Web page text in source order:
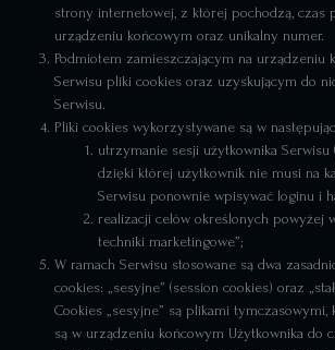
strony internetowej, z której pochodzą, czas
urządzeniu końcowym oraz unikalny numer.
Podmiotem zamieszczającym na urządzeniu
Serwisu pliki cookies oraz uzyskującym do
Serwisu.
Pliki cookies wykorzystywane są w
utrzymanie sesji użytkownika Serwisu
dzięki której użytkownik nie musi na
Serwisu ponownie wpisywać loginu i
realizacji celów określonych powyżej
techniki marketingowe”;
W ramach Serwisu stosowane są dwa
cookies: „sesyjne” (session cookies) oraz
Cookies „sesyjne” są plikami
są w urządzeniu końcowym Użytkownika do